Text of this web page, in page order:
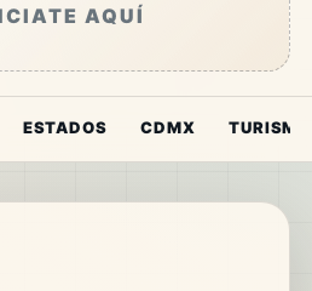
AQUÍ
ESTADOS CDMX TURISMO